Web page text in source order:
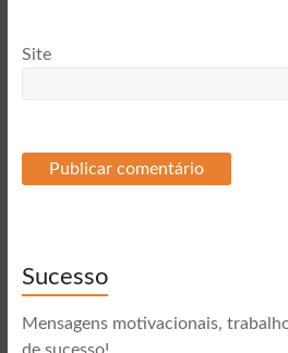
Site
Sucesso
Mensagens motivacionais,